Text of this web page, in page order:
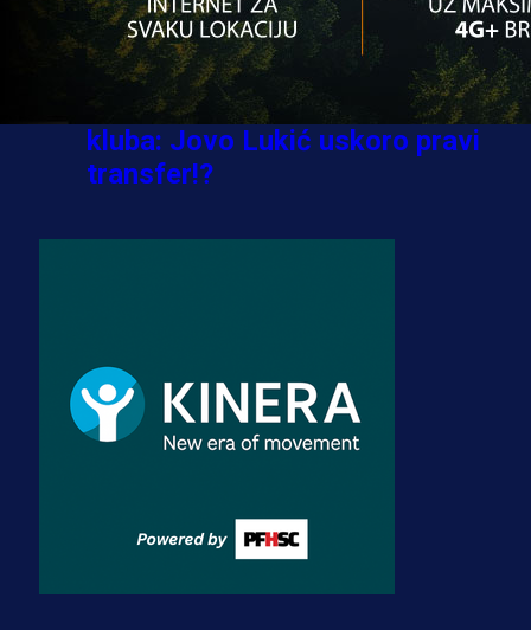
4 dan 8 h
A Selekcija
Stigla potvrda od predsjednika
kluba: Jovo Lukić uskoro pravi
transfer!?
dres BiH!
3 sedmica 4 dan
Premijer liga BiH
za pranje novca, pretresaju
prostorije FK Borac!